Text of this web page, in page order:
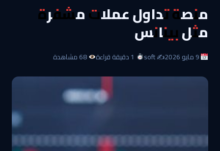
منصة تداول عملات مشفرة
مثل بينانس
9 مايو 2026 ✍️ soft 68 مشاهدة